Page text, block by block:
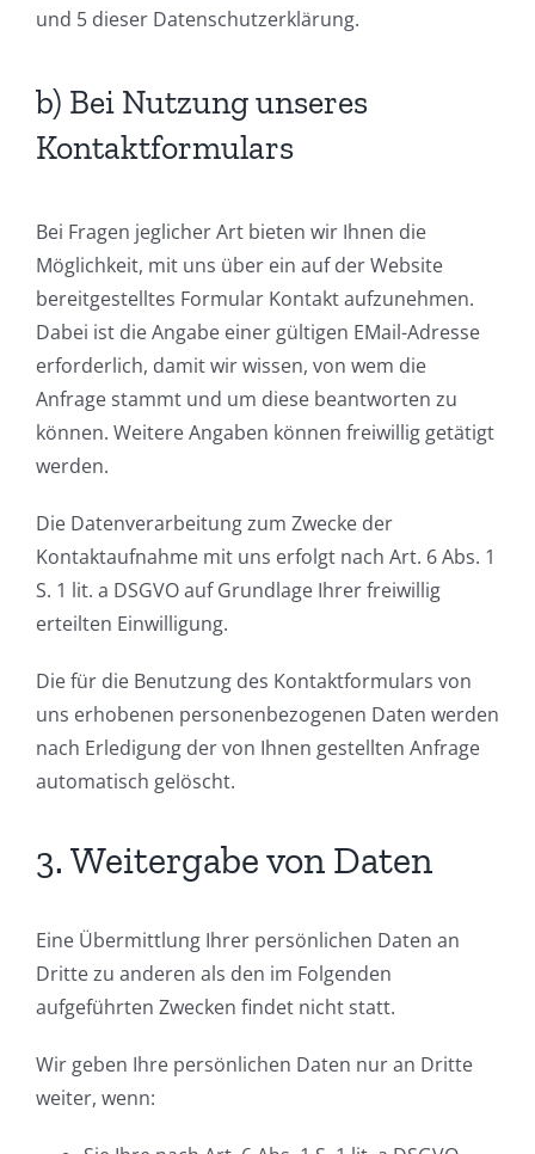
und 5 dieser Datenschutzerklärung.
b) Bei Nutzung unseres
Kontaktformulars
Bei Fragen jeglicher Art bieten wir Ihnen die
Möglichkeit, mit uns über ein auf der Website
bereitgestelltes Formular Kontakt aufzunehmen.
Dabei ist die Angabe einer gültigen EMail-Adresse
erforderlich, damit wir wissen, von wem die
Anfrage stammt und um diese beantworten zu
können. Weitere Angaben können freiwillig getätigt
werden.
Die Datenverarbeitung zum Zwecke der
Kontaktaufnahme mit uns erfolgt nach Art. 6 Abs. 1
S. 1 lit. a DSGVO auf Grundlage Ihrer freiwillig
erteilten Einwilligung.
Die für die Benutzung des Kontaktformulars von
uns erhobenen personenbezogenen Daten werden
nach Erledigung der von Ihnen gestellten Anfrage
automatisch gelöscht.
3. Weitergabe von Daten
Eine Übermittlung Ihrer persönlichen Daten an
Dritte zu anderen als den im Folgenden
aufgeführten Zwecken findet nicht statt.
Wir geben Ihre persönlichen Daten nur an Dritte
weiter, wenn: